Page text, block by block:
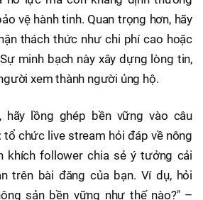
vệ hành tinh. Quan trọng hơn, hãy
thách thức như chi phí cao hoặc
minh bạch này xây dựng lòng tin,
xem thành người ủng hộ.
lồng ghép bền vững vào câu
tổ chức live stream hỏi đáp về nông
khích follower chia sẻ ý tưởng cải
trên bài đăng của bạn. Ví dụ, hỏi
sản bền vững như thế nào?" –